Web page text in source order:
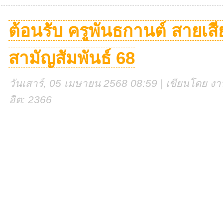
ต้อนรับ ครูพันธกานต์ สายเ
สามัญสัมพันธ์ 68
วันเสาร์, 05 เมษายน 2568 08:59 | เขียนโดย
ฮิต: 2366